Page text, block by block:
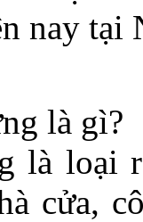
nay tại
là gì?
là loại
cửa,